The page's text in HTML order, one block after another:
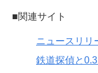
■関連サイト
ニュースリリ
鉄道探偵と